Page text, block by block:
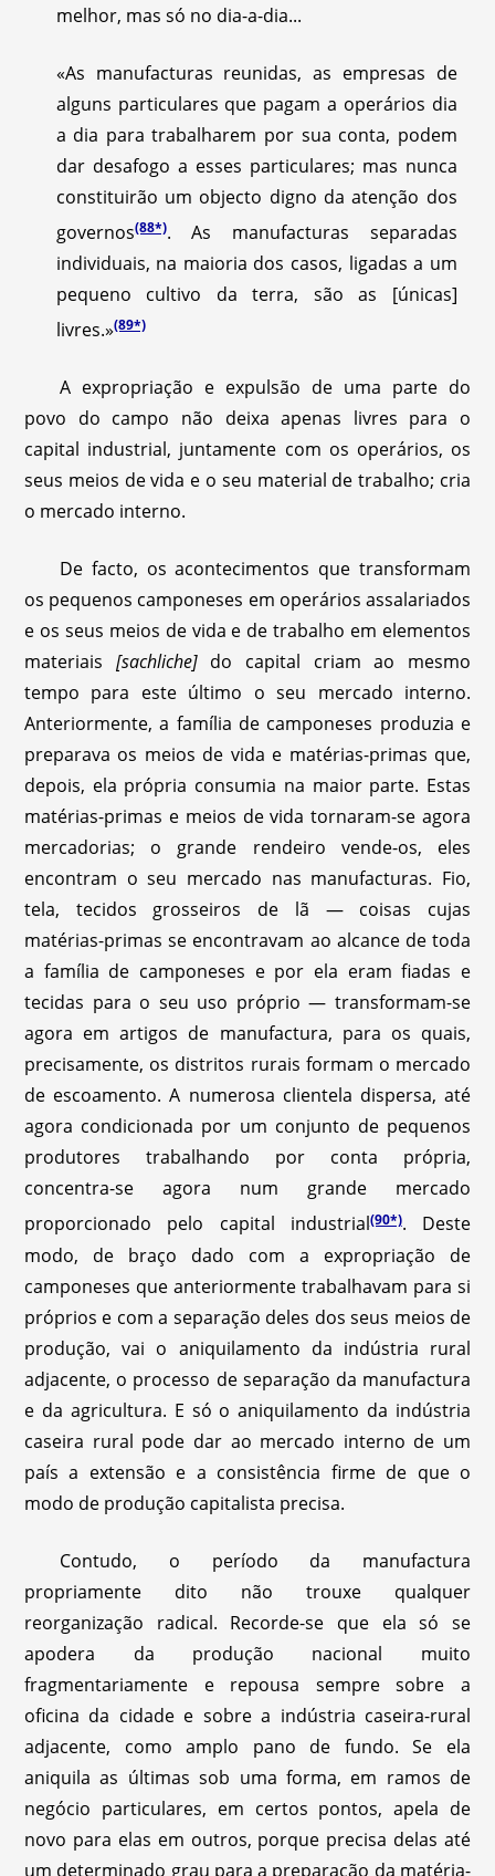
melhor, mas só no dia-a-dia...
«As manufacturas reunidas, as empresas de
alguns particulares que pagam a operários dia
a dia para trabalharem por sua conta, podem
dar desafogo a esses particulares; mas nunca
constituirão um objecto digno da atenção dos
governos(88*). As manufacturas separadas
individuais, na maioria dos casos, ligadas a um
pequeno cultivo da terra, são as [únicas]
livres.»(89*)
A expropriação e expulsão de uma parte do
povo do campo não deixa apenas livres para o
capital industrial, juntamente com os operários, os
seus meios de vida e o seu material de trabalho; cria
o mercado interno.
De facto, os acontecimentos que transformam
os pequenos camponeses em operários assalariados
e os seus meios de vida e de trabalho em elementos
materiais [sachliche] do capital criam ao mesmo
tempo para este último o seu mercado interno.
Anteriormente, a família de camponeses produzia e
preparava os meios de vida e matérias-primas que,
depois, ela própria consumia na maior parte. Estas
matérias-primas e meios de vida tornaram-se agora
mercadorias; o grande rendeiro vende-os, eles
encontram o seu mercado nas manufacturas. Fio,
tela, tecidos grosseiros de lã — coisas cujas
matérias-primas se encontravam ao alcance de toda
a família de camponeses e por ela eram fiadas e
tecidas para o seu uso próprio — transformam-se
agora em artigos de manufactura, para os quais,
precisamente, os distritos rurais formam o mercado
de escoamento. A numerosa clientela dispersa, até
agora condicionada por um conjunto de pequenos
produtores trabalhando por conta própria,
concentra-se agora num grande mercado
proporcionado pelo capital industrial(90*). Deste
modo, de braço dado com a expropriação de
camponeses que anteriormente trabalhavam para si
próprios e com a separação deles dos seus meios de
produção, vai o aniquilamento da indústria rural
adjacente, o processo de separação da manufactura
e da agricultura. E só o aniquilamento da indústria
caseira rural pode dar ao mercado interno de um
país a extensão e a consistência firme de que o
modo de produção capitalista precisa.
Contudo, o período da manufactura
propriamente dito não trouxe qualquer
reorganização radical. Recorde-se que ela só se
apodera da produção nacional muito
fragmentariamente e repousa sempre sobre a
oficina da cidade e sobre a indústria caseira-rural
adjacente, como amplo pano de fundo. Se ela
aniquila as últimas sob uma forma, em ramos de
negócio particulares, em certos pontos, apela de
novo para elas em outros, porque precisa delas até
um determinado grau para a preparação da matéria-